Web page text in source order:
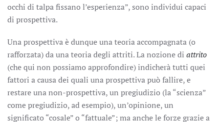
occhi di talpa fissano l’esperienza”, sono individui capaci
di prospettiva.
Una prospettiva è dunque una teoria accompagnata (o
rafforzata) da una teoria degli attriti. La nozione di attrito
(che qui non possiamo approfondire) indicherà tutti quei
fattori a causa dei quali una prospettiva può fallire, e
restare una non-prospettiva, un pregiudizio (la “scienza”
come pregiudizio, ad esempio), un’opinione, un
significato “cosale” o “fattuale”; ma anche le forze grazie a